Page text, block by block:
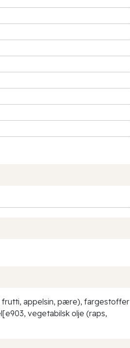
frutti, appelsin, pære), fargestoffer
vegetabilsk olje (raps,